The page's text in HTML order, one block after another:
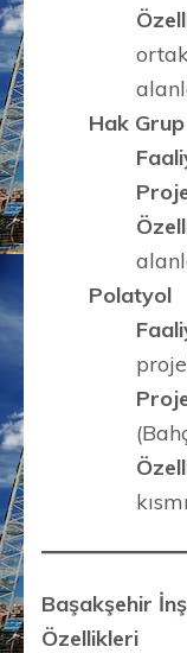
Hak
Polatyol
Başakşehir
Özellikleri